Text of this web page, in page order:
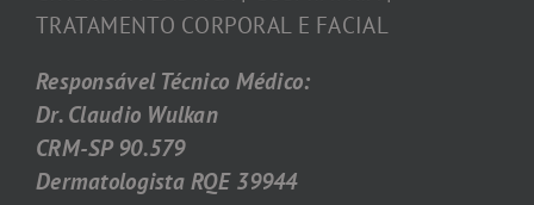
TRATAMENTO CORPORAL E FACIAL
Responsável Técnico Médico:
Dr. Claudio Wulkan
CRM-SP 90.579
Dermatologista RQE 39944